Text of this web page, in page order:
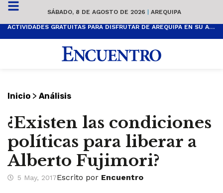
SÁBADO, 8 DE AGOSTO DE 2026 | AREQUIPA
ACTIVIDADES GRATUITAS PARA DISFRUTAR DE AREQUIPA EN SU ANIVERSARIO
Inicio > Análisis
¿Existen las condiciones
políticas para liberar a
Alberto Fujimori?
5 May, 2017Escrito por Encuentro